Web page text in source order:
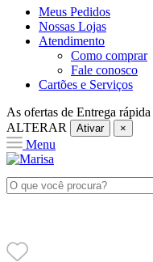
Meus Pedidos
Nossas Lojas
Atendimento
Como comprar
Fale conosco
Cartões e Serviços
As ofertas de Entrega rápida
ALTERAR
Ativar ×
Menu